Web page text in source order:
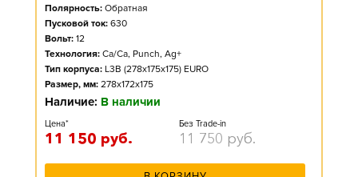
Полярность: Обратная
Пусковой ток: 630
Вольт: 12
Технология: Ca/Ca, Punch, Ag+
Тип корпуса: L3B (278x175x175) EURO
Размер, мм: 278x172x175
Наличие: В наличии
Цена*
11 150 руб.
Без Trade-in
11 750 руб.